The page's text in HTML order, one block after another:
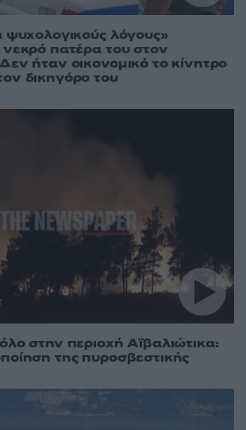
ψυχολογικούς λόγους»
πατέρα του στον
ήταν οικονομικό το κίνητρο
δικηγόρο του
στην περιοχή Αϊβαλιώτικα:
της πυροσβεστικής